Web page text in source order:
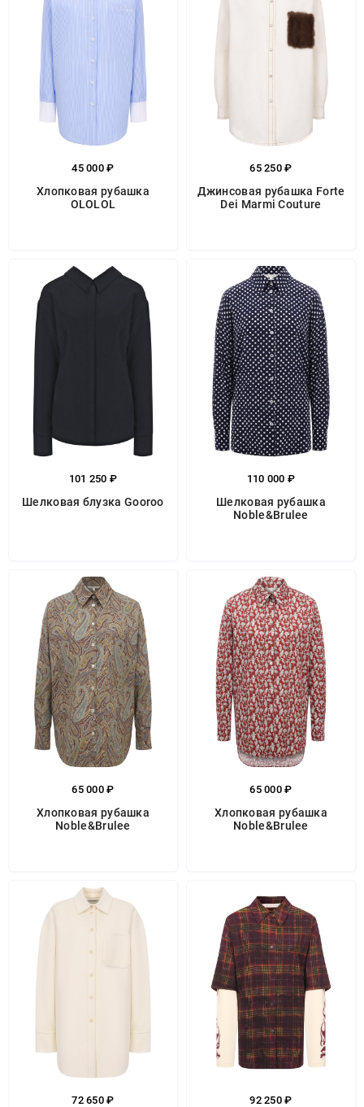
45 000 ₽
Хлопковая рубашка
OLOLOL
65 250 ₽
Джинсовая рубашка Forte
Dei Marmi Couture
101 250 ₽
Шелковая блузка Gooroo
110 000 ₽
Шелковая рубашка
Noble&Brulee
65 000 ₽
Хлопковая рубашка
Noble&Brulee
65 000 ₽
Хлопковая рубашка
Noble&Brulee
72 650 ₽ 92 250 ₽